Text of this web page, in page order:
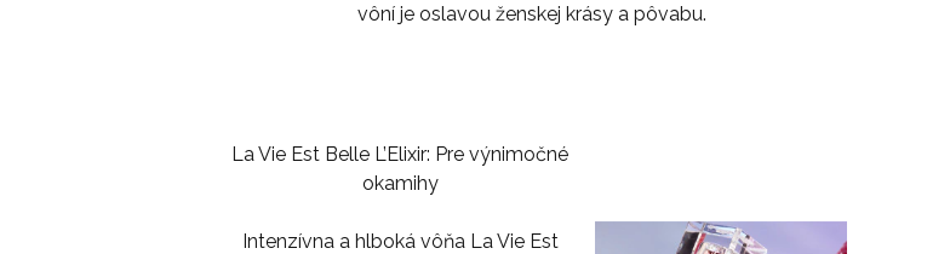
vôní je oslavou ženskej krásy a pôvabu.
La Vie Est Belle L’Elixir: Pre výnimočné
okamihy
Intenzívna a hlboká vôňa La Vie Est